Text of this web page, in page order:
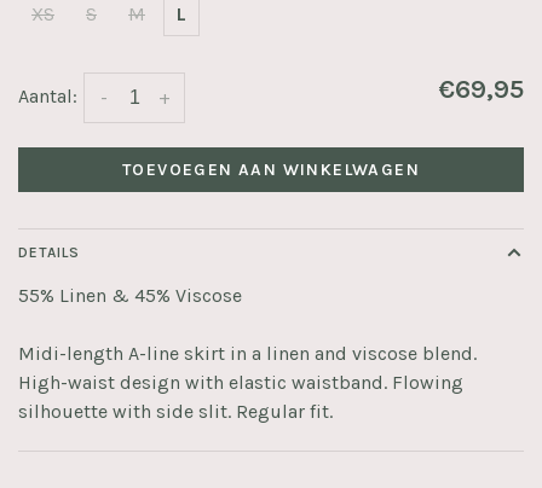
XS S M L
Aantal: +
- €69,95
TOEVOEGEN AAN WINKELWAGEN
DETAILS
55% Linen & 45% Viscose
Midi-length A-line skirt in a linen and viscose blend.
High-waist design with elastic waistband. Flowing
silhouette with side slit. Regular fit.